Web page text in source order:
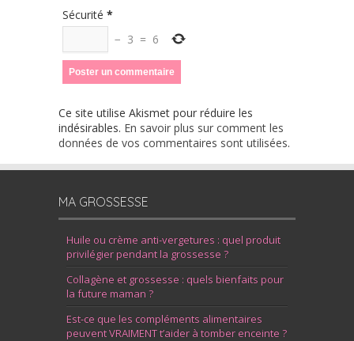
Sécurité *
− 3 = 6
Ce site utilise Akismet pour réduire les
indésirables. En savoir plus sur comment les
données de vos commentaires sont utilisées.
MA GROSSESSE
Huile ou crème anti-vergetures : quel produit
privilégier pendant la grossesse ?
Collagène et grossesse : quels bienfaits pour
la future maman ?
Est-ce que les compléments alimentaires
peuvent VRAIMENT t’aider à tomber enceinte ?